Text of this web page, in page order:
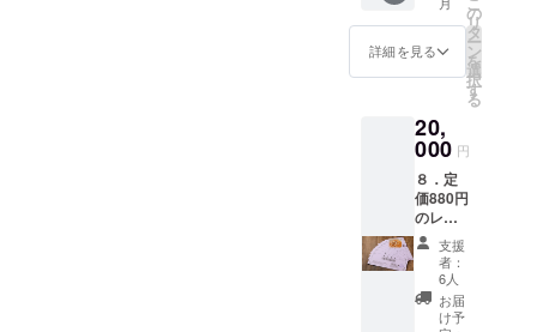
りま
す。
りしま
た、レ
トルト
成次
第、
「レト
ルト引
換券番
号」に
則して
順次お
手元に
お送り
するこ
す。 お
送り先
のご住
アドレ
スを必
ずご明
記くだ
さい。
プロ
ジェク
ト終了
後お手
元に
「レト
届しま
す。 お
名前、
メール
アドレ
ずご明
記くだ
さい。
プロ
ジェク
ト終了
後お手
元に
換番号
とお名
前付
送にて
お送り
します
（送料
込）。
プロ
ジェク
ト終了
２ヶ月
後、レ
トルト
円分
（使用
期限：
2021年
8月15
1000円
券x10
枚） 内
容：レ
ストラ
ンキエ
フのお
食事券
10000
円分
（使用
詳細を見る
の
リ
タ
ー
ン
を
選
択
す
る
20,
000 円
８．定
価880円
のレト
ルト引
換券１
０枚と
レスト
ランキ
支援
者：
6人
お届
け予